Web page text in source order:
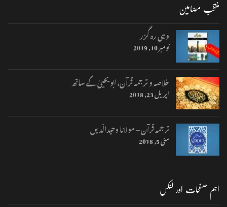
منتخب مضامین
وہی رہ گزر
نومبر 10, 2019
خلاصہ و ترجمہ قرآن، ابو یحییٰ کے ساتھ
اپریل 23, 2018
ترجمہ قرآن – مولانا وحیدالّدیں
مئی 5, 2018
اہم صفحات اور لنکس